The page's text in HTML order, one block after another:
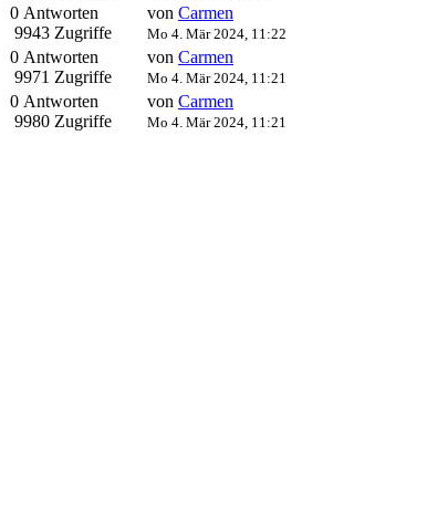
0 Antworten
9943 Zugriffe
von Carmen
Mo 4. Mär 2024, 11:22
0 Antworten
9971 Zugriffe
von Carmen
Mo 4. Mär 2024, 11:21
0 Antworten
9980 Zugriffe
von Carmen
Mo 4. Mär 2024, 11:21